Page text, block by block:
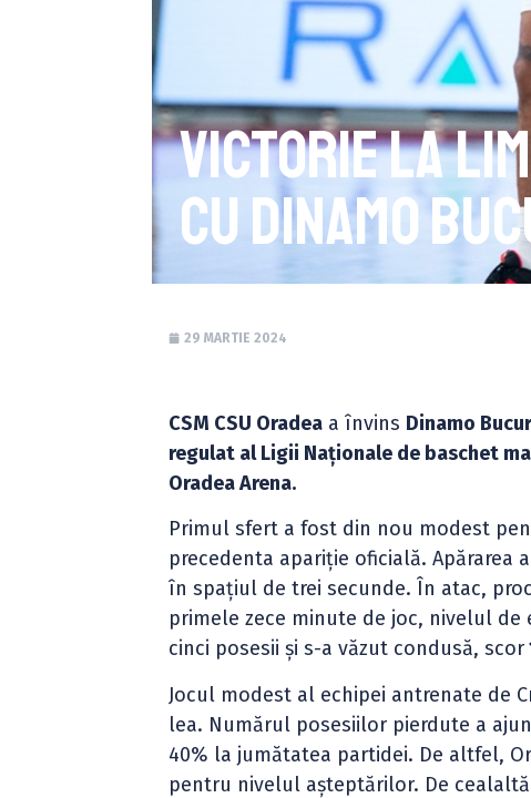
Victorie la
cu Dinamo
29 MARTIE 2024
CSM CSU Oradea a învins Dinamo
regulat al Ligii Naționale de baschet
Oradea Arena.
Primul sfert a fost din nou modest
precedenta apariție oficială.
în spațiul de trei secunde. În atac,
primele zece minute de joc, nivelul
cinci posesii și s-a văzut condusă, scor
Jocul modest al echipei antrenate de
lea. Numărul posesiilor pierdute a
40% la jumătatea partidei. De altfel,
pentru nivelul așteptărilor. De